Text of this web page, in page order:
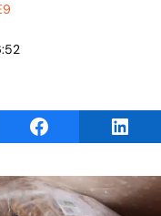
TelegramShare on Facebook